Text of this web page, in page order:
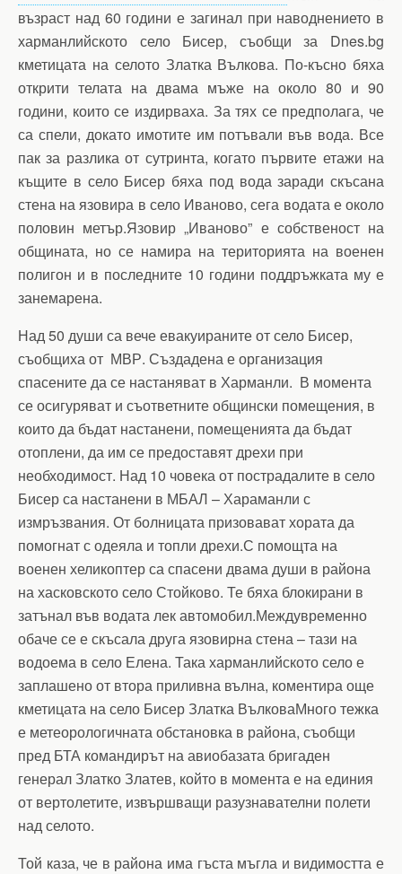
възраст над 60 години е загинал при наводнението в
харманлийското село Бисер, съобщи за Dnes.bg
кметицата на селото Златка Вълкова. По-късно бяха
открити телата на двама мъже на около 80 и 90
години, които се издирваха. За тях се предполага, че
са спели, докато имотите им потъвали във вода. Все
пак за разлика от сутринта, когато първите етажи на
къщите в село Бисер бяха под вода заради скъсана
стена на язовира в село Иваново, сега водата е около
половин метър.Язовир „Иваново” е собственост на
общината, но се намира на територията на военен
полигон и в последните 10 години поддръжката му е
занемарена.
Над 50 души са вече евакуираните от село Бисер,
съобщиха от МВР. Създадена е организация
спасените да се настаняват в Харманли. В момента
се осигуряват и съответните общински помещения, в
които да бъдат настанени, помещенията да бъдат
отоплени, да им се предоставят дрехи при
необходимост. Над 10 човека от пострадалите в село
Бисер са настанени в МБАЛ – Хараманли с
измръзвания. От болницата призовават хората да
помогнат с одеяла и топли дрехи.С помощта на
военен хеликоптер са спасени двама души в района
на хасковското село Стойково. Те бяха блокирани в
затънал във водата лек автомобил.Междувременно
обаче се е скъсала друга язовирна стена – тази на
водоема в село Елена. Така харманлийското село е
заплашено от втора приливна вълна, коментира още
кметицата на село Бисер Златка ВълковаМного тежка
е метеорологичната обстановка в района, съобщи
пред БТА командирът на авиобазата бригаден
генерал Златко Златев, който в момента е на единия
от вертолетите, извършващи разузнавателни полети
над селото.
Той каза, че в района има гъста мъгла и видимостта е